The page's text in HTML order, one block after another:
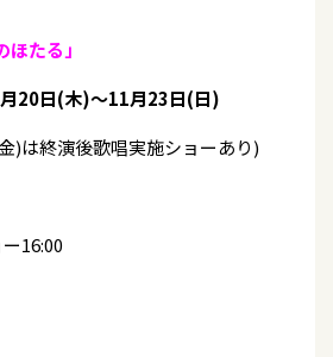
ほたる」
20日(木)～11月23日(日)
)は終演後歌唱実施ショーあり)
16:00